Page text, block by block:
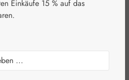
500 mg
Einkäufe 15 % auf das